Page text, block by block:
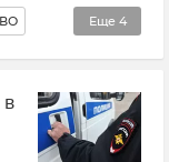
Еще 4
Утраты